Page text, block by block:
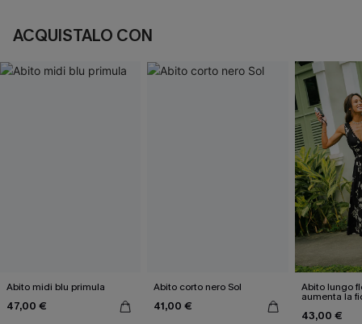
ACQUISTALO CON
Abito midi blu primula
47,00 €
Abito corto nero Sol
41,00 €
Abito lungo
aumenta la
43,00 €